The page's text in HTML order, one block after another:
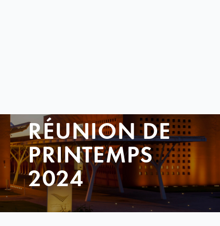
RÉUNION DE
PRINTEMPS
2024